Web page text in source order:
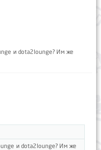
и dota2lounge? Им же
и dota2lounge? Им же